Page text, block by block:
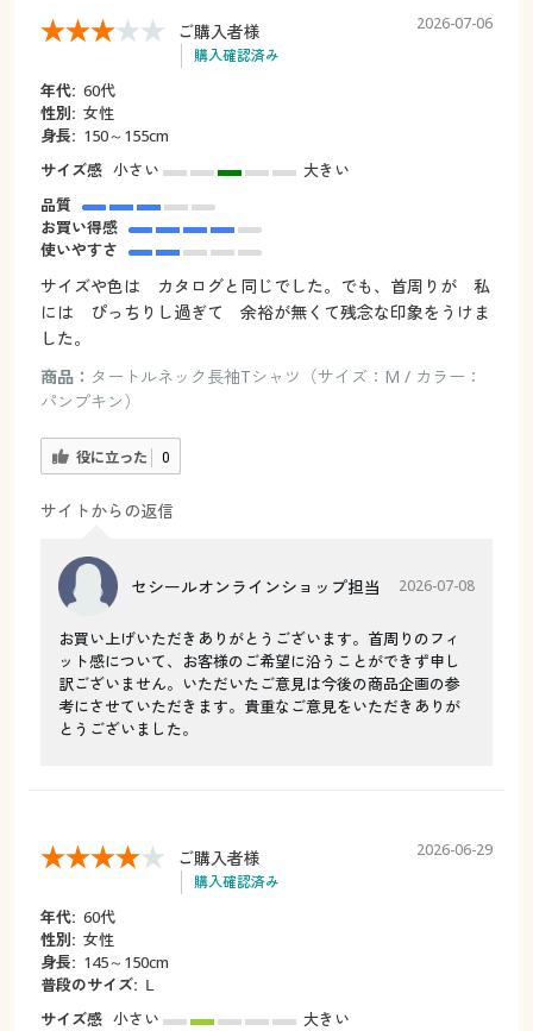
ご購入者様
購入確認済み
2026-07-06
年代: 60代
性別: 女性
身長: 150～155cm
サイズ感 小さい
大きい
品質
お買い得感
使いやすさ
サイズや色は カタログと同じでした。でも、首周りが 私
には ぴっちりし過ぎて 余裕が無くて残念な印象をうけま
した。
商品： タートルネック長袖Tシャツ（サイズ：M / カラー：
パンプキン）
役に立った 0
サイトからの返信
セシールオンラインショップ担当 2026-07-08
お買い上げいただきありがとうございます。首周りのフィ
ット感について、お客様のご希望に沿うことができず申し
訳ございません。いただいたご意見は今後の商品企画の参
考にさせていただきます。貴重なご意見をいただきありが
とうございました。
ご購入者様
購入確認済み
2026-06-29
年代: 60代
性別: 女性
身長: 145～150cm
普段のサイズ: Ⅼ
サイズ感 小さい 大きい